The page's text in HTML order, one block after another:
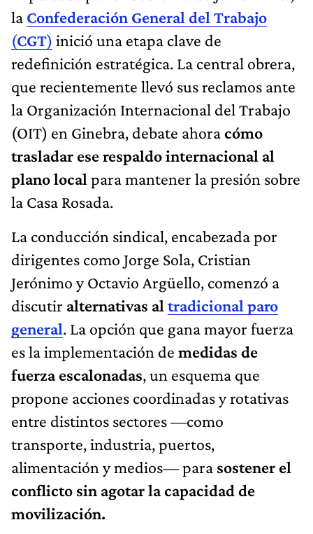
la Confederación General del Trabajo
(CGT) inició una etapa clave de
redefinición estratégica. La central obrera,
que recientemente llevó sus reclamos ante
la Organización Internacional del Trabajo
(OIT) en Ginebra, debate ahoracómo
trasladar ese respaldo internacional al
plano local para mantener la presión sobre
la Casa Rosada.
La conducción sindical, encabezada por
dirigentes como Jorge Sola, Cristian
Jerónimo y Octavio Argüello, comenzó a
discutir alternativas al tradicional paro
general. La opción que gana mayor fuerza
es la implementación de medidas de
fuerza escalonadas, un esquema que
propone acciones coordinadas y rotativas
entre distintos sectores —como
transporte, industria, puertos,
alimentación y medios— para sostener el
conflicto sin agotar la capacidad de
movilización.